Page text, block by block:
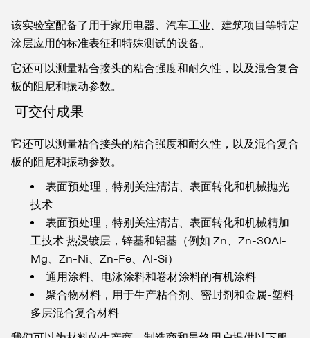
该实验室配备了用于家用电器、汽车工业、建筑项目等特定
涂层应用的标准表征和特殊测试的设备。
它还可以测量粘合接头的粘合强度和耐久性，以及混合复合
板的阻尼和振动参数。
可交付成果
它还可以测量粘合接头的粘合强度和耐久性，以及混合复合
板的阻尼和振动参数。
表面预处理，特别关注清洁、表面转化和机械抛光
技术
表面预处理，特别关注清洁、表面转化和机械精加
工技术 热浸镀层，锌基和铝基（例如 Zn、Zn-30Al-
Mg、Zn-Ni、Zn-Fe、Al-Si）
通用涂料、电泳涂料和卷材涂料的有机涂料
聚合物材料，用于生产粘合剂、密封剂和金属-塑料
多层混合复合材料